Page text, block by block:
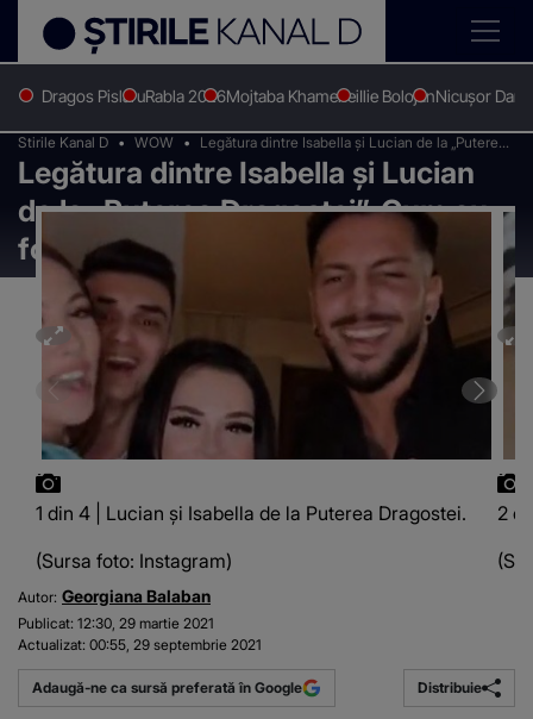
Dragos PislaruRabla 2026Mojtaba KhameneiIlie BolojanNicușor Dan
Stirile Kanal D WOW
Legătura dintre Isabella și Lucian de la „Puterea
Dragostei”. Cum au fost surprinși cei doi
Legătura dintre Isabella și Lucian
de la „Puterea Dragostei”. Cum au
fost surprinși cei doi
1 din 4 | Lucian și Isabella de la Puterea Dragostei.
(Sursa foto: Instagram)
2
Autor: Georgiana Balaban
Publicat: 12:30, 29 martie 2021
Actualizat: 00:55, 29 septembrie 2021
Adaugă-ne ca sursă preferată în Google Distribuie